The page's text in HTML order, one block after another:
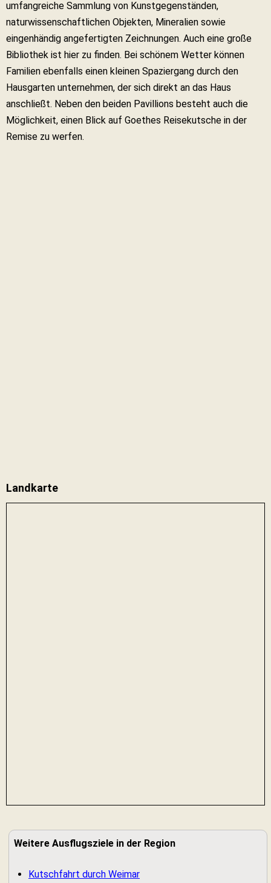
umfangreiche Sammlung von Kunstgegenständen,
naturwissenschaftlichen Objekten, Mineralien sowie
eingenhändig angefertigten Zeichnungen. Auch eine große
Bibliothek ist hier zu finden. Bei schönem Wetter können
Familien ebenfalls einen kleinen Spaziergang durch den
Hausgarten unternehmen, der sich direkt an das Haus
anschließt. Neben den beiden Pavillions besteht auch die
Möglichkeit, einen Blick auf Goethes Reisekutsche in der
Remise zu werfen.
Landkarte
Weitere Ausflugsziele in der Region
Kutschfahrt durch Weimar